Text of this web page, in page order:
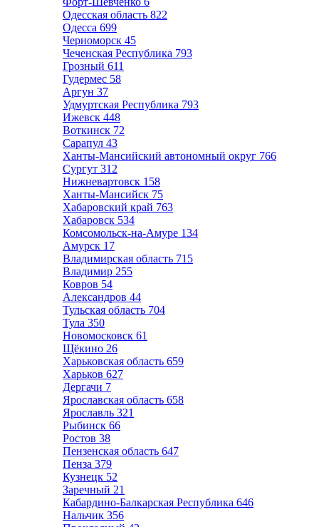
Одесская область 822
Одесса 699
Черноморск 45
Чеченская Республика 793
Грозный 611
Гудермес 58
Аргун 37
Удмуртская Республика 793
Ижевск 448
Воткинск 72
Сарапул 43
Ханты-Мансийский автономный округ 766
Сургут 312
Нижневартовск 158
Ханты-Мансийск 75
Хабаровский край 763
Хабаровск 534
Комсомольск-на-Амуре 134
Амурск 17
Владимирская область 715
Владимир 255
Ковров 54
Александров 44
Тульская область 704
Тула 350
Новомосковск 61
Щёкино 26
Харьковская область 659
Харьков 627
Дергачи 7
Ярославская область 658
Ярославль 321
Рыбинск 66
Ростов 38
Пензенская область 647
Пенза 379
Кузнецк 52
Заречный 21
Кабардино-Балкарская Республика 646
Нальчик 356